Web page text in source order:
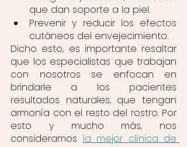
que dan soporte a la piel.
Prevenir y reducir los efectos
cutáneos del envejecimiento.
Dicho esto, es importante resaltar
que los especialistas que trabajan
con nosotros se enfocan en
brindarle a los pacientes
resultados naturales, que tengan
armonía con el resto del rostro. Por
esto y mucho más, nos
consideramos la mejor clínica de